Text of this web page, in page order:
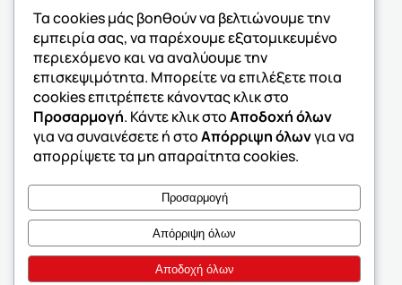
Τα cookies μάς βοηθούν να βελτιώνουμε την
εμπειρία σας, να παρέχουμε εξατομικευμένο
περιεχόμενο και να αναλύουμε την
επισκεψιμότητα. Μπορείτε να επιλέξετε ποια
cookies επιτρέπετε κάνοντας κλικ στο
Προσαρμογή. Κάντε κλικ στοΑποδοχή όλων
για να συναινέσετε ή στοΑπόρριψη όλωνγια να
απορρίψετε τα μη απαραίτητα cookies.
Προσαρμογή
Απόρριψη όλων
Αποδοχή όλων